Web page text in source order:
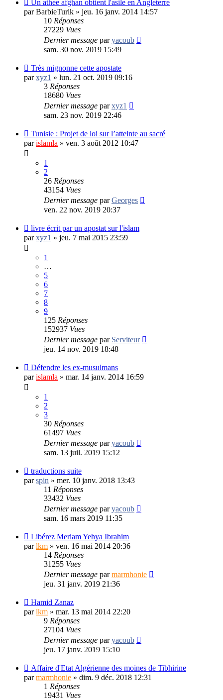
Un athée afghan obtient l'asile en Angleterre
parBarbieTurik » jeu. 16 janv. 2014 14:57
10 Réponses
27229 Vues
Dernier message paryacoub
sam. 30 nov. 2019 15:49
Très mignonne cette apostate
parxyz1 » lun. 21 oct. 2019 09:16
3 Réponses
18680 Vues
Dernier message parxyz1
sam. 23 nov. 2019 22:46
Tunisie : Projet de loi sur l’atteinte au sacré
parislamla » ven. 3 août 2012 10:47
1
2
26 Réponses
43154 Vues
Dernier message parGeorges
ven. 22 nov. 2019 20:37
livre écrit par un apostat sur l'islam
parxyz1 » jeu. 7 mai 2015 23:59
1
…
5
6
7
8
9
125 Réponses
152937 Vues
Dernier message par Serviteur
jeu. 14 nov. 2019 18:48
Défendre les ex-musulmans
parislamla » mar. 14 janv. 2014 16:59
1
2
3
30 Réponses
61497 Vues
Dernier message paryacoub
sam. 13 juil. 2019 15:12
traductions suite
parspin » mer. 10 janv. 2018 13:43
11 Réponses
33432 Vues
Dernier message paryacoub
sam. 16 mars 2019 11:35
Libérez Meriam Yehya Ibrahim
parlkm » ven. 16 mai 2014 20:36
14 Réponses
31255 Vues
Dernier message parmarmhonie
jeu. 31 janv. 2019 21:36
Hamid Zanaz
parlkm » mar. 13 mai 2014 22:20
9 Réponses
27104 Vues
Dernier message paryacoub
jeu. 17 janv. 2019 15:10
Affaire d'Etat Algérienne des moines de Tibhirine
parmarmhonie » dim. 9 déc. 2018 12:31
1 Réponses
19431 Vues